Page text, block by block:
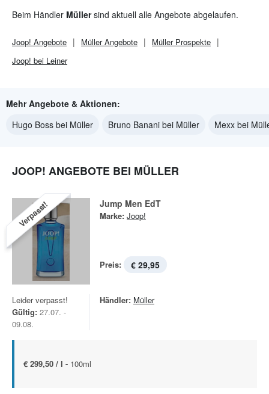
Beim Händler Müllersind aktuell alle Angebote abgelaufen.
Joop! Angebote MüllerAngebote MüllerProspekte
Joop! bei Leiner
Mehr Angebote & Aktionen:
Hugo Boss bei Müller
Bruno Banani bei Müller Mexx bei
JOOP! ANGEBOTE BEI MÜLLER
Verpasst! Jump Men EdT
Marke: Joop!
Preis: € 29,95
Leider verpasst!
Gültig: 27.07. -
09.08.
Händler: Müller
€ 299,50 / l - 100ml